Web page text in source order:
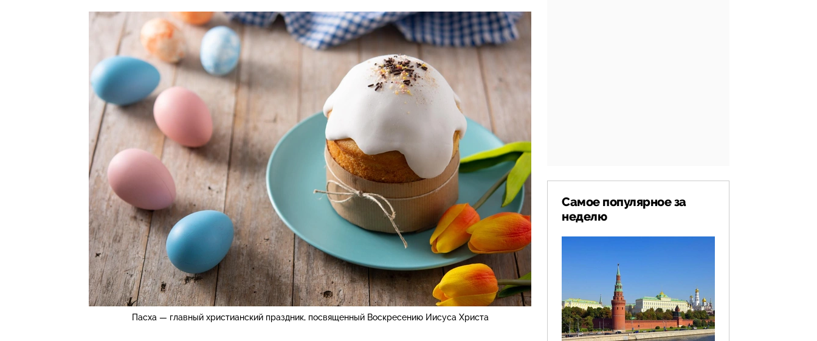
Пасха — главный христианский праздник, посвященный Воскресению Иисуса Христа
Самое популярное за
неделю